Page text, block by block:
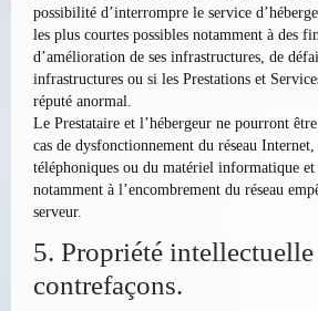
possibilité d’interrompre le service
les plus courtes possibles notamment à des
d’amélioration de ses infrastructures, de
infrastructures ou si les Prestations et
réputé anormal.
Le Prestataire et l’hébergeur ne pourront
cas de dysfonctionnement du réseau Internet,
téléphoniques ou du matériel informatique
notamment à l’encombrement du réseau
serveur.
5. Propriété intellectuelle
contrefaçons.